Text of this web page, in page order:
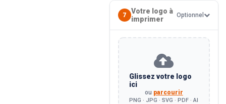
7
Votre logo à
imprimer
Optionnel
Glissez votre logo
ici
ou parcourir
PNG · JPG · SVG · PDF · AI